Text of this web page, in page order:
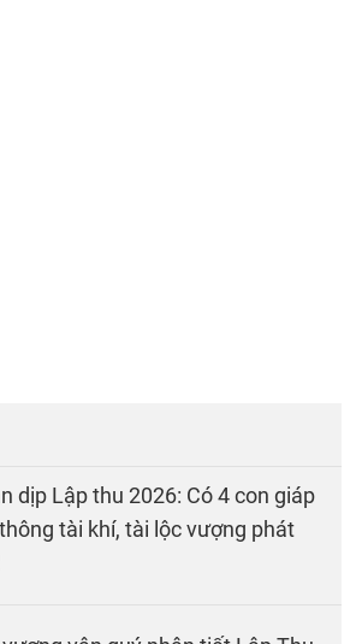
dịp Lập thu 2026: Có 4 con giáp
tài khí, tài lộc vượng phát